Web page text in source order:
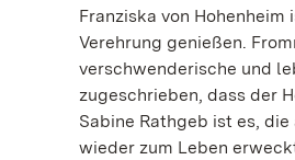
Franziska von
Verehrung genießen.
verschwenderische und
zugeschrieben, dass der
Sabine Rathgeb ist es, die
wieder zum Leben